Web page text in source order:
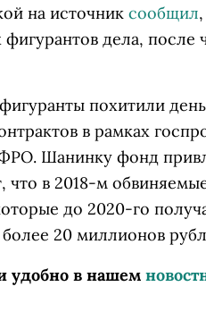
на источник сообщил
фигурантов дела,
похитили
в рамках
Шанинку фонд
что в 2018-м
до 2020-го
20 миллионов
удобно в нашем